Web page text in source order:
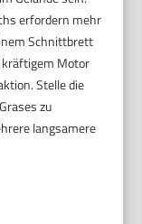
erfordern mehr
Schnittbrett
Motor
Stelle die
zu
langsamere